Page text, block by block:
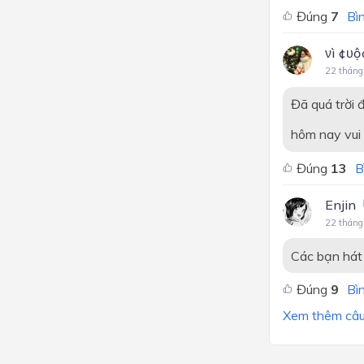
Đúng 7
νì
22
Đã quá trời
hôm nay
Đúng 13
Enjin
22
Các bạn
Đúng 9
Xem thêm